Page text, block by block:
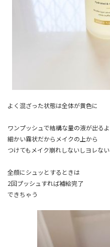
よく混ざった状態は全体が黄色に
ワンプッシュで結構な量の液が出るよ
細かい霧状だからメイクの上から
つけてもメイク崩れしないしヨレない
全顔にシュッとするときは
2回プッシュすれば補給完了
できちゃう